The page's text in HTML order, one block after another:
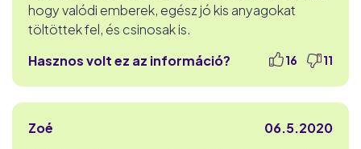
hogy valódi emberek, egész jó kis anyagokat
töltöttek fel, és csinosak is.
Hasznos volt ez az információ?
16 11
Zoé
06.5.2020